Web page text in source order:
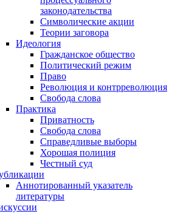
законодательства
Символические акции
Теории заговора
Идеология
Гражданское общество
Политический режим
Право
Революция и контрреволюция
Свобода слова
Практика
Приватность
Свобода слова
Справедливые выборы
Хорошая полиция
Честный суд
Аннотированный указатель
литературы